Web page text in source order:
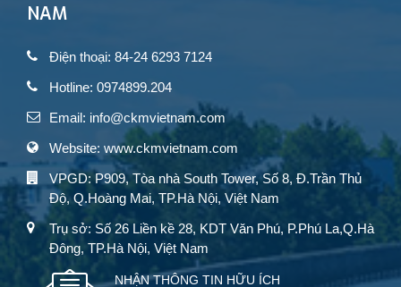
NAM
Điện thoại: 84-24 6293 7124
Hotline: 0974899.204
Email: info@ckmvietnam.com
Website: www.ckmvietnam.com
VPGD: P909, Tòa nhà South Tower, Số 8, Đ.Trần Thủ
Độ, Q.Hoàng Mai, TP.Hà Nội, Việt Nam
Trụ sở: Số 26 Liền kề 28, KDT Văn Phú, P.Phú La,Q.Hà
Đông, TP.Hà Nội, Việt Nam
NHẬN THÔNG TIN HỮU ÍCH